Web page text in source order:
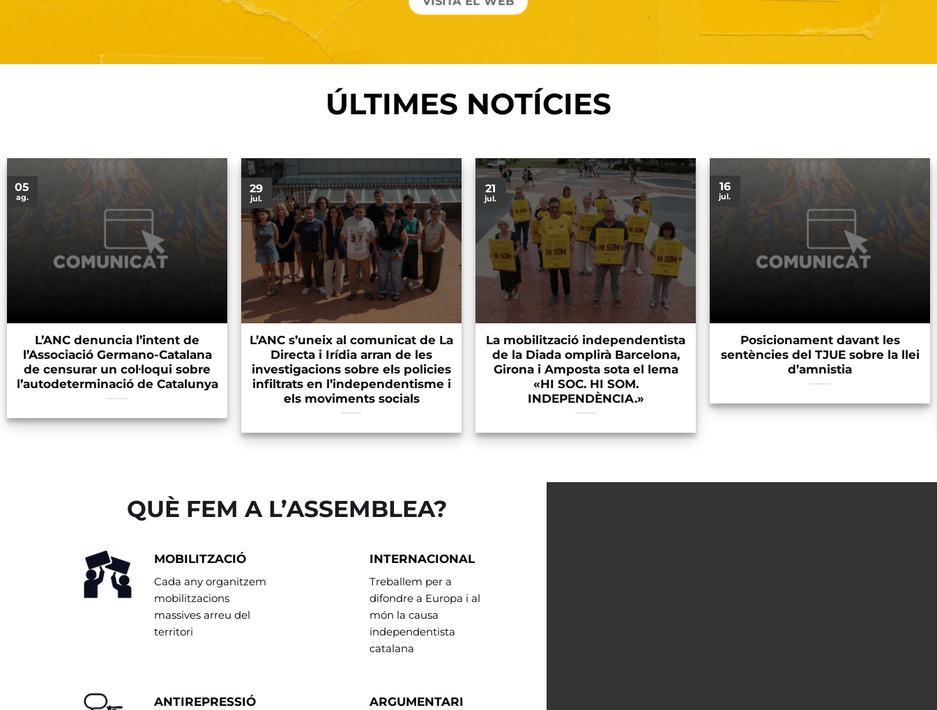
ÚLTIMES NOTÍCIES
L’ANC denuncia l’intent de
l’Associació Germano-Catalana
de censurar un col·loqui sobre
l’autodeterminació de Catalunya
05
ag.
L’ANC s’uneix al comunicat de La
Directa i Irídia arran de les
investigacions sobre els policies
infiltrats en l’independentisme i
els moviments socials
29
jul.
La mobilització independentista
de la Diada omplirà Barcelona,
Girona i Amposta sota el lema
«HI SOC. HI SOM.
INDEPENDÈNCIA.»
21
jul.
Posicionament davant les
sentències del TJUE sobre la llei
d’amnistia
16
jul.
QUÈ FEM A L’ASSEMBLEA?
MOBILITZACIÓ
Cada any organitzem
mobilitzacions
massives arreu del
territori
INTERNACIONAL
Treballem per a
difondre a Europa i al
món la causa
independentista
catalana
ANTIREPRESSIÓ ARGUMENTARI